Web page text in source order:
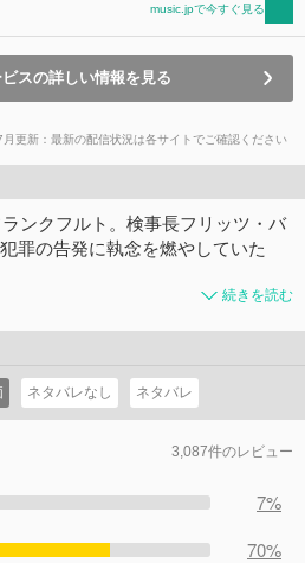
music.jpで今すぐ見る
スの詳しい情報を見る
更新：最新の配信状況は各サイトでご確認ください
ンクフルト。検事長フリッツ・バ
罪の告発に執念を燃やしていた
続きを読む
ネタバレなし ネタバレ
3,087件のレビュー
7%
70%